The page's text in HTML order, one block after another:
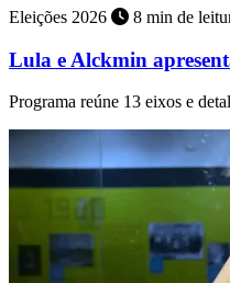
Eleições 2026 8 min de
Lula e Alckmin
Programa reúne 13 eixos e